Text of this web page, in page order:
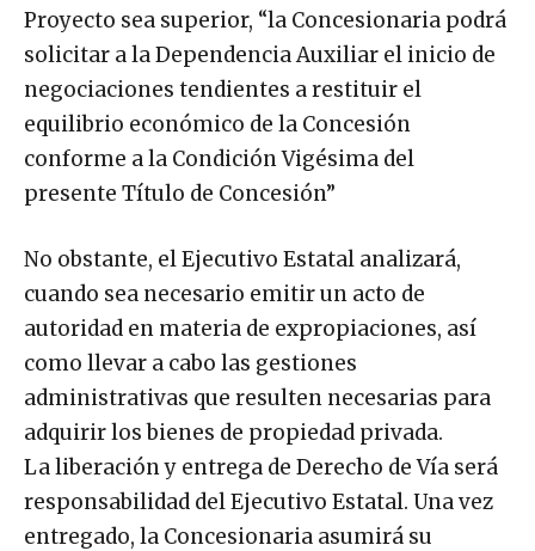
Proyecto sea superior, “la Concesionaria podrá
solicitar a la Dependencia Auxiliar el inicio de
negociaciones tendientes a restituir el
equilibrio económico de la Concesión
conforme a la Condición Vigésima del
presente Título de Concesión”
No obstante, el Ejecutivo Estatal analizará,
cuando sea necesario emitir un acto de
autoridad en materia de expropiaciones, así
como llevar a cabo las gestiones
administrativas que resulten necesarias para
adquirir los bienes de propiedad privada.
La liberación y entrega de Derecho de Vía será
responsabilidad del Ejecutivo Estatal. Una vez
entregado, la Concesionaria asumirá su